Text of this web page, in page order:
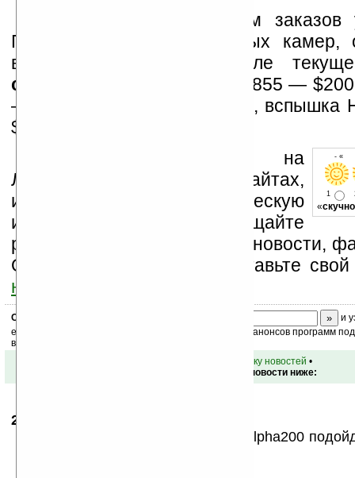
Предварительный прием
Поставки новых зеркальных камер,
вспышки начнутся в июле
стоимость
составит: SAL-1855 —
— $230, SAL-50F18 — $150, вспышка
$130.
- «
1
«скучно
Устанавливайте линк на
Ладошки на своих сайтах,
изучайте коммерческую
информацию, посещайте
разделы сайта (форум, чат, новости,
Оцените эту новость и оставьте
ниже на странице
Скоро
и
ежедневный или еженедельный дайджест новостей, анонсов программ
ваш почтовый ящик.
вернуться к списку новостей •
Обсуждение этой новости ниже:
28.05.2009
Интересно! А для «старой» sony alpha200